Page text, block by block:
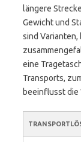
längere
Gewicht und
sind
eine
Transports,
beeinflusst die